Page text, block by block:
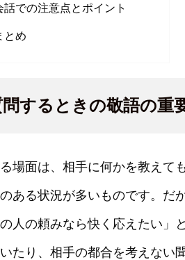
話での注意点とポイント
とめ
するときの敬語の重
場面は、相手に何かを教えて
ある状況が多いものです。だ
人の頼みなら快く応えたい」
たり、相手の都合を考えない